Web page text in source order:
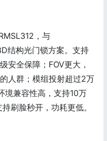
，与
结构光门锁方案。支持
安全保障；FOV更大，
人群；模组投射超过2万
境兼容性高，支持10万
刷脸秒开，功耗更低。